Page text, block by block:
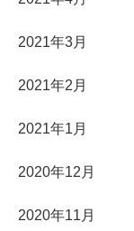
2021年3月
2021年2月
2021年1月
2020年12月
2020年11月